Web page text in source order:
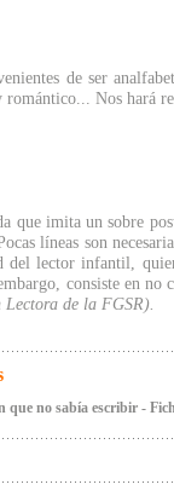
de ser
romántico... Nos hará
que imita un sobre
líneas son
del lector infantil,
consiste en no
de la FGSR).
que no sabía escribir -